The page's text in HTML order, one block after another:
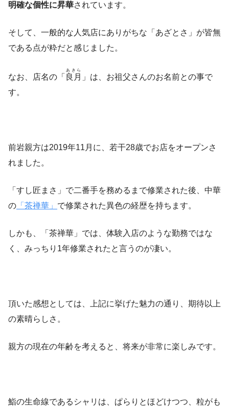
明確な個性に昇華されています。
そして、一般的な人気店にありがちな「あざとさ」が皆無
である点が粋だと感じました。
なお、店名の「 良月
あきら
」は、お祖父さんのお名前との事で
す。
前岩親方は2019年11月に、若干28歳でお店をオープンさ
れました。
「すし匠まさ」で二番手を務めるまで修業された後、中華
の 「茶禅華」 で修業された異色の経歴を持ちます。
しかも、「茶禅華」では、体験入店のような勤務ではな
く、みっちり1年修業されたと言うのが凄い。
頂いた感想としては、上記に挙げた魅力の通り、期待以上
の素晴らしさ。
親方の現在の年齢を考えると、将来が非常に楽しみです。
鮨の生命線であるシャリは、ぱらりとほどけつつ、粒がも